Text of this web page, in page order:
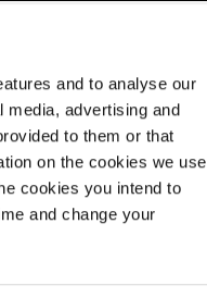
and to analyse our
media, advertising and
to them or that
on the cookies we use
cookies you intend to
and change your